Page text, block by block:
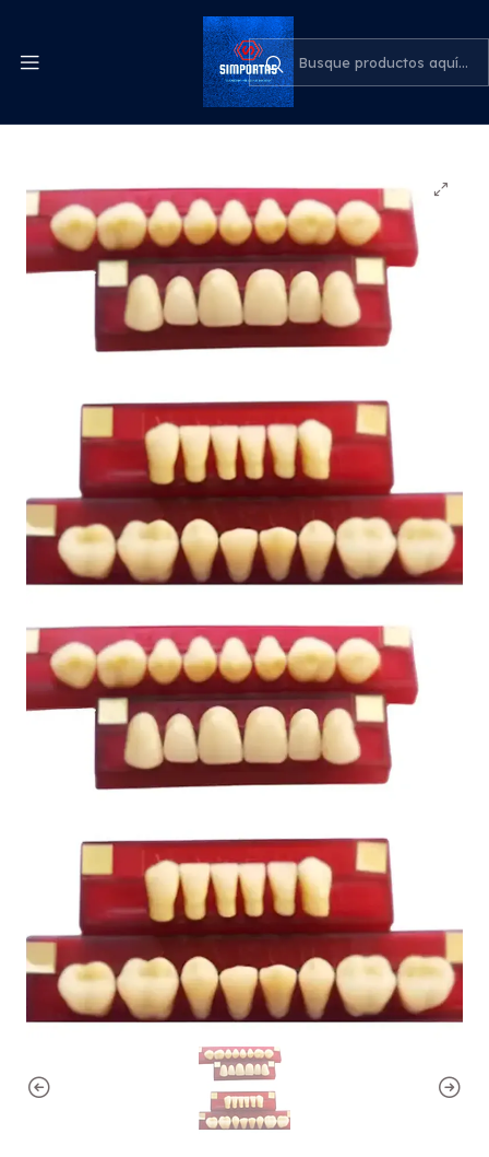
Despachos express a todo el país
Inicio Odontología
Tableta De Dientes De Acrílico Marche Anteriores
Superiores